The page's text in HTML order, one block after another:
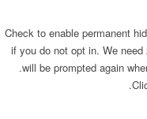
Check to enable permanent
if you do not opt in. We
will be prompted again